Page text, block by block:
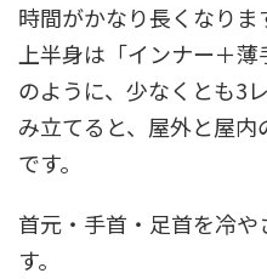
時間がかなり長くなりま
上半身は「インナー＋
のように、少なくとも3
み立てると、屋外と屋
です。
首元・手首・足首を冷
す。